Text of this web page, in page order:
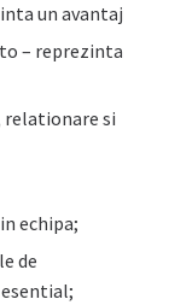
un avantaj
– reprezinta
relationare si
echipa;
de